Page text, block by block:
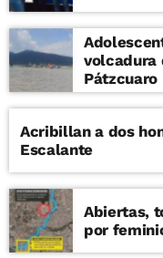
volcadura
Pátzcuaro
Acribillan a dos
Escalante
Abiertas,
por